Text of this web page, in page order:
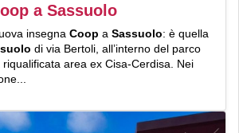
a Sassuolo
insegna Coop a Sassuolo: è quella
di via Bertoli, all’interno del parco
area ex Cisa-Cerdisa. Nei